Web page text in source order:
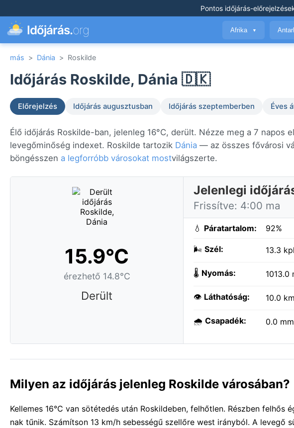
Pontos időjárás-
Időjárás.org Afrika ▼
más > Dánia > Roskilde
Időjárás Roskilde, Dánia 🇩🇰
Előrejelzés Időjárás augusztusban Időjárás szeptemberben Éves
Élő időjárás Roskilde-ban, jelenleg 16°C, derült. Nézze meg a 7 napos
levegőminőség indexet. Roskilde tartozik Dánia — az összes fővárosi
böngésszen a legforróbb városokat mostvilágszerte.
15.9°C
érezhető 14.8°C
Derült
Jelenlegi
Frissítve: 4:00 ma
💧 Páratartalom: 92%
🌬️ Szél: 13.3
🌡️ Nyomás: 1013.0
👁️ Láthatóság: 10.0 km
🌧️ Csapadék: 0.0 mm
Milyen az időjárás jelenleg Roskilde városában?
Kellemes 16°C van sötétedés után Roskildeben, felhőtlen. Részben
nak tűnik. Számítson 13 km/h sebességű szellőre west irányból. A levegő